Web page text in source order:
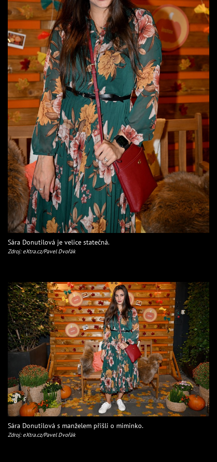
Sára Donutilová je velice statečná.
Zdroj: eXtra.cz/Pavel Dvořák
Sára Donutilová s manželem přišli o miminko.
Zdroj: eXtra.cz/Pavel Dvořák